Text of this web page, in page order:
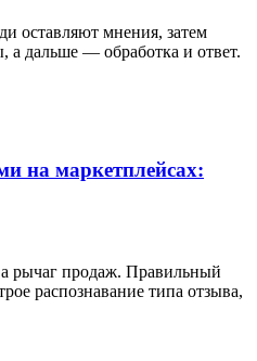
оставляют мнения, затем
а дальше — обработка и ответ.
на маркетплейсах:
продаж. Правильный
распознавание типа отзыва,